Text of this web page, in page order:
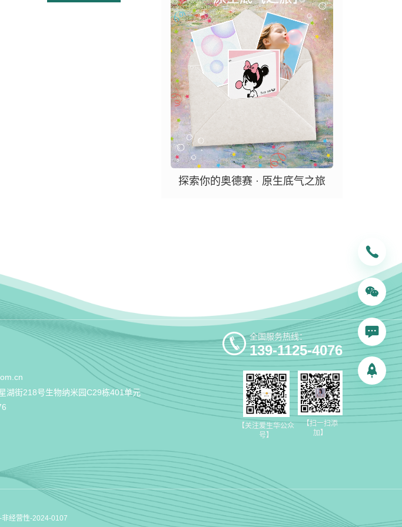
探索你的奥德赛 · 原生底气之旅
湖街218号生物纳米园C29栋401单元
全国服务热线：
139-1125-4076
【关注爱生华公众
号】
【扫一扫添
加】
非经营性-2024-0107